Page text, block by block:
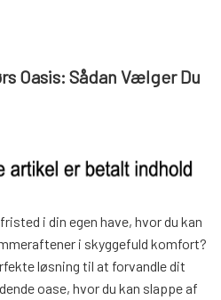
Oasis: Sådan Vælger Du
i din egen have, hvor du kan
i skyggefuld komfort?
løsning til at forvandle dit
oase, hvor du kan slappe af